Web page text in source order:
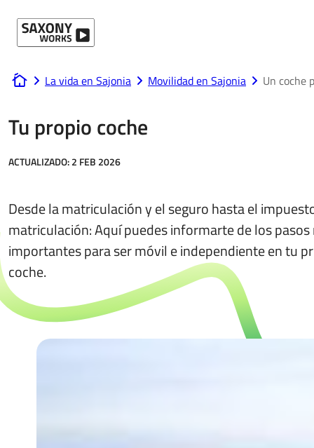
www.saxony-works.com
La vida en Sajonia Movilidad en Sajonia Un coche
Tu propio coche
ACTUALIZADO:2 FEB 2026
Desde la matriculación y el seguro hasta el
matriculación: Aquí puedes informarte de los pasos
importantes para ser móvil e independiente en tu
coche.